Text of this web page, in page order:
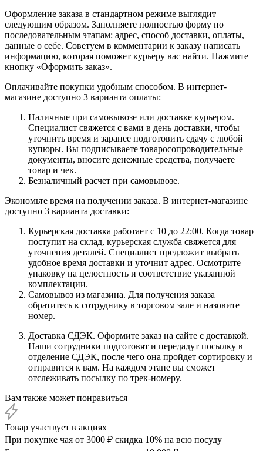
Оформление заказа в стандартном режиме выглядит
следующим образом. Заполняете полностью форму по
последовательным этапам: адрес, способ доставки, оплаты,
данные о себе. Советуем в комментарии к заказу написать
информацию, которая поможет курьеру вас найти. Нажмите
кнопку «Оформить заказ».
Оплачивайте покупки удобным способом. В интернет-
магазине доступно 3 варианта оплаты:
Наличные при самовывозе или доставке курьером.
Специалист свяжется с вами в день доставки, чтобы
уточнить время и заранее подготовить сдачу с любой
купюры. Вы подписываете товаросопроводительные
документы, вносите денежные средства, получаете
товар и чек.
Безналичный расчет при самовывозе.
Экономьте время на получении заказа. В интернет-магазине
доступно 3 варианта доставки:
Курьерская доставка работает с 10 до 22:00. Когда товар
поступит на склад, курьерская служба свяжется для
уточнения деталей. Специалист предложит выбрать
удобное время доставки и уточнит адрес. Осмотрите
упаковку на целостность и соответствие указанной
комплектации.
Самовывоз из магазина. Для получения заказа
обратитесь к сотруднику в торговом зале и назовите
номер.
Доставка СДЭК. Оформите заказ на сайте с доставкой.
Наши сотрудники подготовят и передадут посылку в
отделение СДЭК, после чего она пройдет сортировку и
отправится к вам. На каждом этапе вы сможет
отслеживать посылку по трек-номеру.
Вам также может понравиться
Товар участвует в акциях
При покупке чая от 3000 ₽ скидка 10% на всю посуду